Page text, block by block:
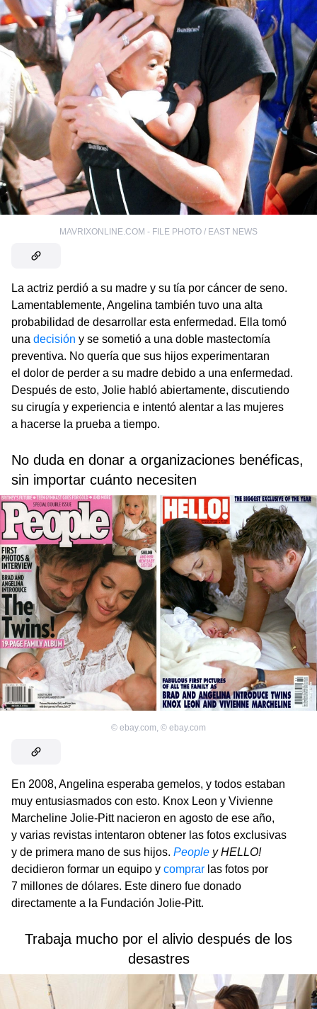
MAVRIXONLINE.COM - FILE PHOTO / EAST NEWS
La actriz perdió a su madre y su tía por cáncer de seno.
Lamentablemente, Angelina también tuvo una alta
probabilidad de desarrollar esta enfermedad. Ella tomó
una decisión y se sometió a una doble mastectomía
preventiva. No quería que sus hijos experimentaran
el dolor de perder a su madre debido a una enfermedad.
Después de esto, Jolie habló abiertamente, discutiendo
su cirugía y experiencia e intentó alentar a las mujeres
a hacerse la prueba a tiempo.
No duda en donar a organizaciones benéficas,
sin importar cuánto necesiten
© ebay.com, © ebay.com
En 2008, Angelina esperaba gemelos, y todos estaban
muy entusiasmados con esto. Knox Leon y Vivienne
Marcheline Jolie-Pitt nacieron en agosto de ese año,
y varias revistas intentaron obtener las fotos exclusivas
y de primera mano de sus hijos. People y HELLO!
decidieron formar un equipo y comprar las fotos por
7 millones de dólares. Este dinero fue donado
directamente a la Fundación Jolie-Pitt.
Trabaja mucho por el alivio después de los
desastres